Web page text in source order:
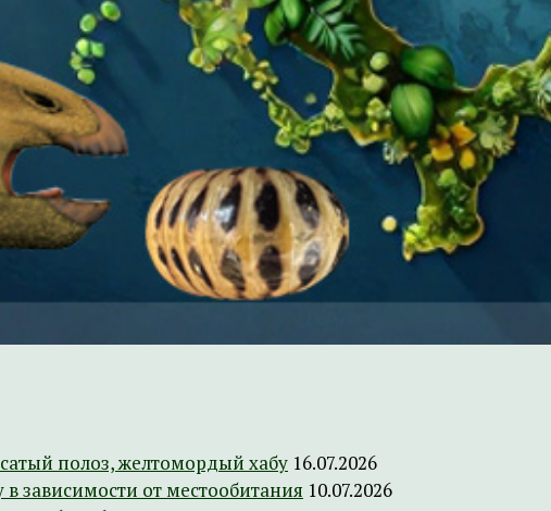
полоз, желтомордый хабу 16.07.2026
зависимости от местообитания 10.07.2026